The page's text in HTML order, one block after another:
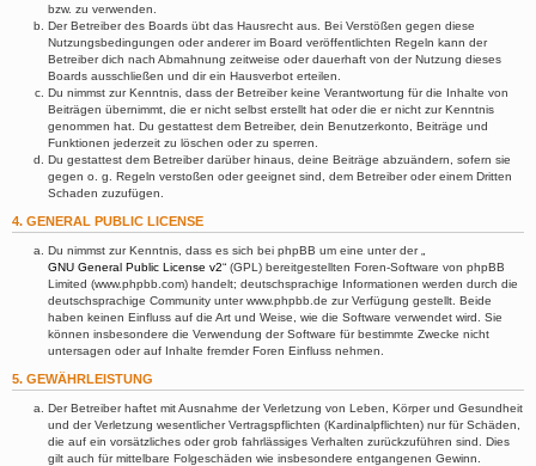
bzw. zu verwenden.
Der Betreiber des Boards übt das Hausrecht aus. Bei Verstößen gegen diese
Nutzungsbedingungen oder anderer im Board veröffentlichten Regeln kann der
Betreiber dich nach Abmahnung zeitweise oder dauerhaft von der Nutzung dieses
Boards ausschließen und dir ein Hausverbot erteilen.
Du nimmst zur Kenntnis, dass der Betreiber keine Verantwortung für die Inhalte von
Beiträgen übernimmt, die er nicht selbst erstellt hat oder die er nicht zur Kenntnis
genommen hat. Du gestattest dem Betreiber, dein Benutzerkonto, Beiträge und
Funktionen jederzeit zu löschen oder zu sperren.
Du gestattest dem Betreiber darüber hinaus, deine Beiträge abzuändern, sofern sie
gegen o. g. Regeln verstoßen oder geeignet sind, dem Betreiber oder einem Dritten
Schaden zuzufügen.
4. GENERAL PUBLIC LICENSE
Du nimmst zur Kenntnis, dass es sich bei phpBB um eine unter der „
GNU General Public License v2“ (GPL) bereitgestellten Foren-Software von phpBB
Limited (www.phpbb.com) handelt; deutschsprachige Informationen werden durch die
deutschsprachige Community unter www.phpbb.de zur Verfügung gestellt. Beide
haben keinen Einfluss auf die Art und Weise, wie die Software verwendet wird. Sie
können insbesondere die Verwendung der Software für bestimmte Zwecke nicht
untersagen oder auf Inhalte fremder Foren Einfluss nehmen.
5. GEWÄHRLEISTUNG
Der Betreiber haftet mit Ausnahme der Verletzung von Leben, Körper und Gesundheit
und der Verletzung wesentlicher Vertragspflichten (Kardinalpflichten) nur für Schäden,
die auf ein vorsätzliches oder grob fahrlässiges Verhalten zurückzuführen sind. Dies
gilt auch für mittelbare Folgeschäden wie insbesondere entgangenen Gewinn.